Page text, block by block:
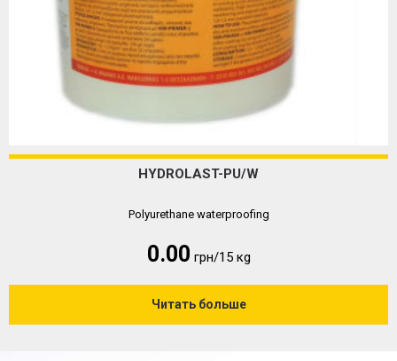
HYDROLAST-PU/W
Polyurethane waterproofing
0.00 грн/15 кg
Читать больше